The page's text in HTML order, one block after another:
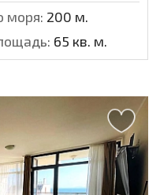
моря: 200 м.
65 кв. м.